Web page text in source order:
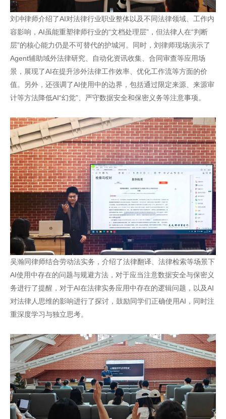
刘冲律师介绍了AI对法律行业职业整体以及不同法律领域、工作内
容影响，AI虽能重塑律师行业的“文档处理层”，但法律人在“判断
层”的核心能力仍是不可替代的护城河。同时，刘律师现场演示了
Agent辅助域外法律研究、自动化资讯收集、合同审查等应用场
景，展现了AI在提升涉外法律工作效率、优化工作流等方面的价
值。另外，还强调了AI使用中的边界，包括通过限定来源、来源审
计等方法降低AI“幻觉”、严守数据安全和保密义务等注意事项。
吴瀚同律师结合劳动法实务，介绍了法律翻译、法律检索等场景下
AI使用中存在的问题与规避方法，对于应当注意数据安全与保密义
务进行了提醒，对于AI在法律实务应用中存在的逻辑问题，以及AI
对法律人思维的影响进行了探讨，鼓励同学们正确使用AI，同时注
重深度学习与独立思考。